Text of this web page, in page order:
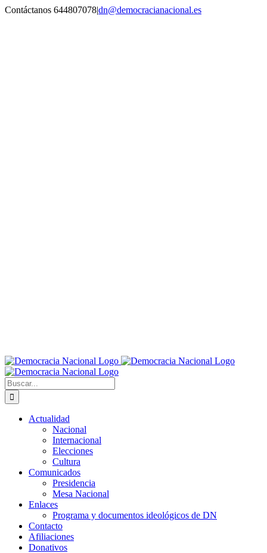
Saltar
Contáctanos 644807078|dn@democracianacional.es
Buscar:
Actualidad
Nacional
Internacional
Elecciones
Cultura
Comunicados
Presidencia
Mesa Nacional
Enlaces
Programa y documentos ideológicos de DN
Contacto
Afiliaciones
Donativos